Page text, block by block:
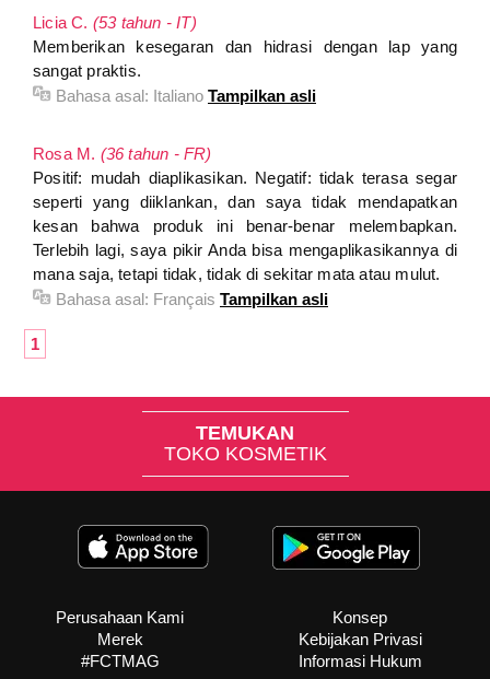
Licia C. (53 tahun - IT)
Memberikan kesegaran dan hidrasi dengan lap yang
sangat praktis.
Bahasa asal: Italiano Tampilkan asli
Rosa M. (36 tahun - FR)
Positif: mudah diaplikasikan. Negatif: tidak terasa segar
seperti yang diiklankan, dan saya tidak mendapatkan
kesan bahwa produk ini benar-benar melembapkan.
Terlebih lagi, saya pikir Anda bisa mengaplikasikannya di
mana saja, tetapi tidak, tidak di sekitar mata atau mulut.
Bahasa asal: Français Tampilkan asli
1
TEMUKAN
TOKO KOSMETIK
Perusahaan Kami
Merek
#FCTMAG
Konsep
Kebijakan Privasi
Informasi Hukum